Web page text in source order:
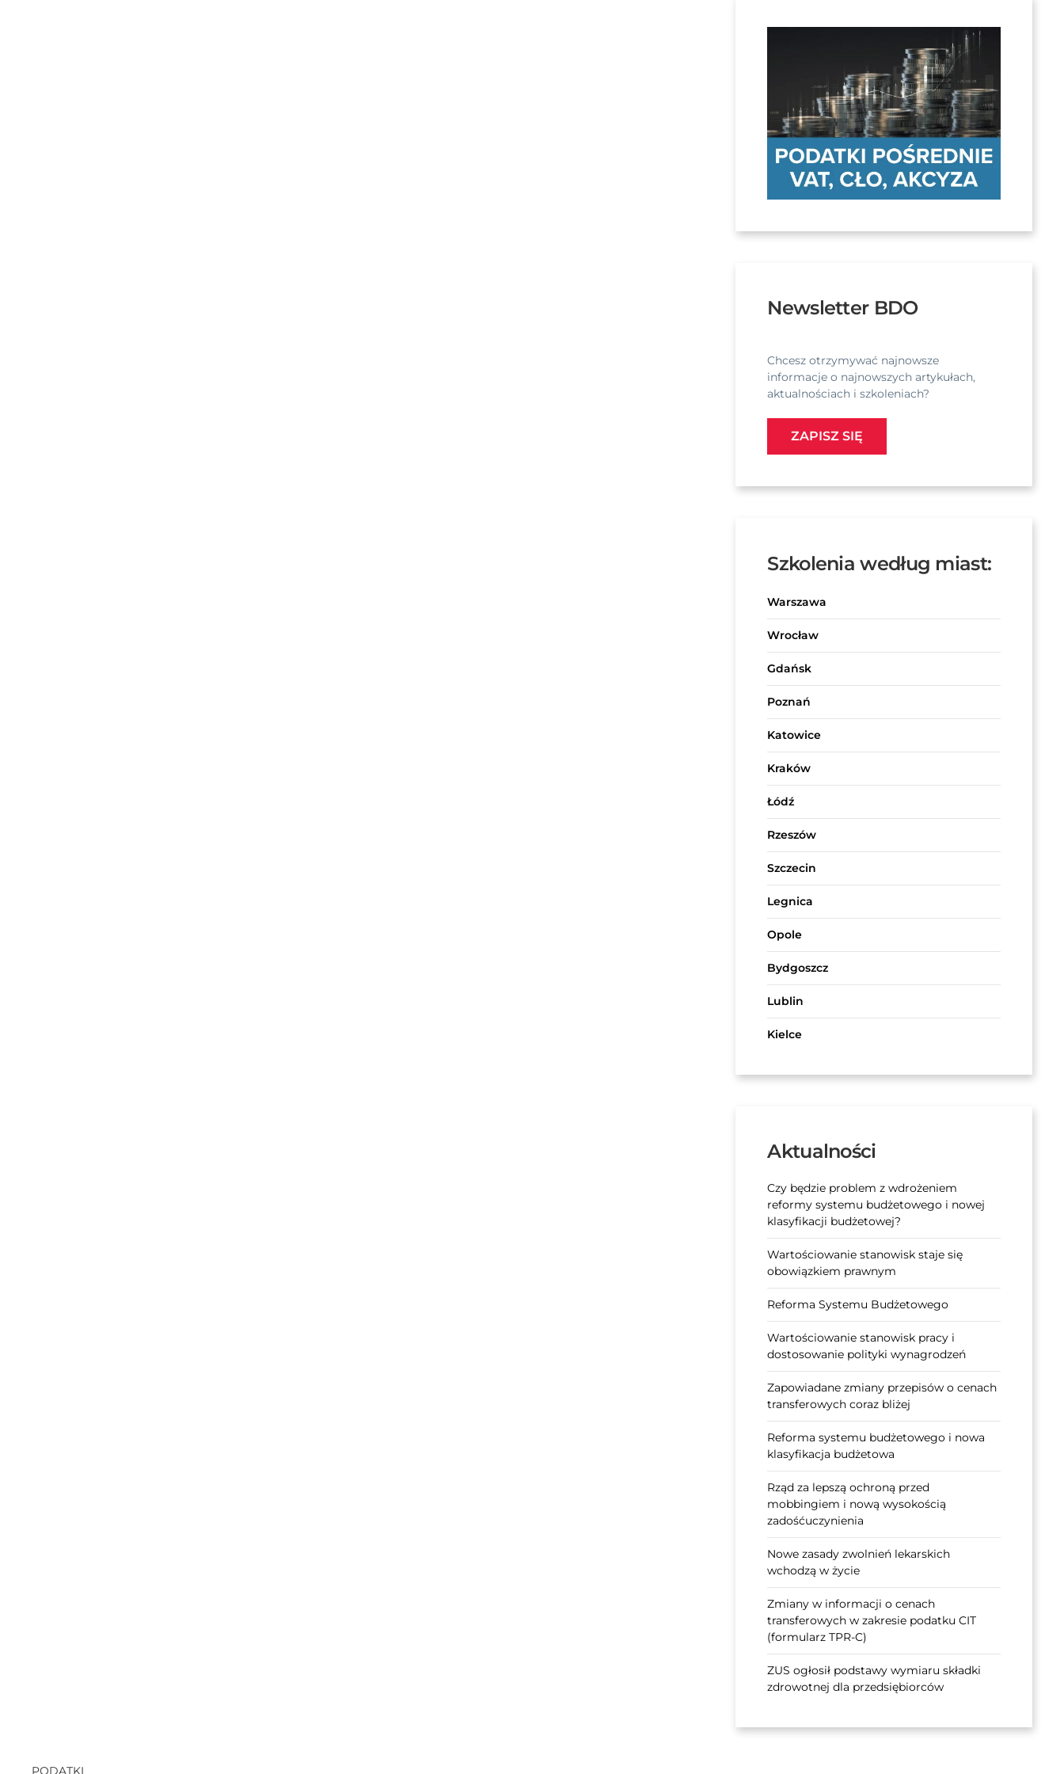
Newsletter BDO
Chcesz otrzymywać najnowsze
informacje o najnowszych artykułach,
aktualnościach i szkoleniach?
ZAPISZ SIĘ
Szkolenia według miast:
Warszawa
Wrocław
Gdańsk
Poznań
Katowice
Kraków
Łódź
Rzeszów
Szczecin
Legnica
Opole
Bydgoszcz
Lublin
Kielce
Aktualności
Czy będzie problem z wdrożeniem
reformy systemu budżetowego i nowej
klasyfikacji budżetowej?
Wartościowanie stanowisk staje się
obowiązkiem prawnym
Reforma Systemu Budżetowego
Wartościowanie stanowisk pracy i
dostosowanie polityki wynagrodzeń
Zapowiadane zmiany przepisów o cenach
transferowych coraz bliżej
Reforma systemu budżetowego i nowa
klasyfikacja budżetowa
Rząd za lepszą ochroną przed
mobbingiem i nową wysokością
zadośćuczynienia
Nowe zasady zwolnień lekarskich
wchodzą w życie
Zmiany w informacji o cenach
transferowych w zakresie podatku CIT
(formularz TPR-C)
ZUS ogłosił podstawy wymiaru składki
zdrowotnej dla przedsiębiorców
PODATKI